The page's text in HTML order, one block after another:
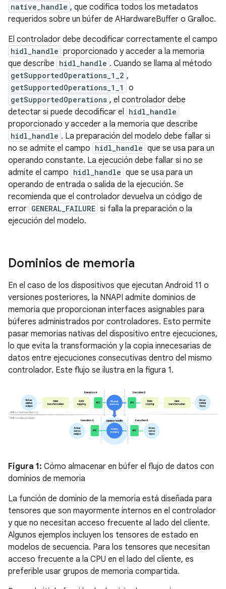
native_handle , que codifica todos los metadatos
requeridos sobre un búfer de AHardwareBuffer o Gralloc.
El controlador debe decodificar correctamente el campo
hidl_handle proporcionado y acceder a la memoria
que describe hidl_handle . Cuando se llama al método
getSupportedOperations_1_2 ,
getSupportedOperations_1_1 o
getSupportedOperations , el controlador debe
detectar si puede decodificar el hidl_handle
proporcionado y acceder a la memoria que describe
hidl_handle . La preparación del modelo debe fallar si
no se admite el campo hidl_handle que se usa para un
operando constante. La ejecución debe fallar si no se
admite el campo hidl_handle que se usa para un
operando de entrada o salida de la ejecución. Se
recomienda que el controlador devuelva un código de
error GENERAL_FAILURE si falla la preparación o la
ejecución del modelo.
Dominios de memoria
En el caso de los dispositivos que ejecutan Android 11 o
versiones posteriores, la NNAPI admite dominios de
memoria que proporcionan interfaces asignables para
búferes administrados por controladores. Esto permite
pasar memorias nativas del dispositivo entre ejecuciones,
lo que evita la transformación y la copia innecesarias de
datos entre ejecuciones consecutivas dentro del mismo
controlador. Este flujo se ilustra en la figura 1.
Figura 1: Cómo almacenar en búfer el flujo de datos con
dominios de memoria
La función de dominio de la memoria está diseñada para
tensores que son mayormente internos en el controlador
y que no necesitan acceso frecuente al lado del cliente.
Algunos ejemplos incluyen los tensores de estado en
modelos de secuencia. Para los tensores que necesitan
acceso frecuente a la CPU en el lado del cliente, es
preferible usar grupos de memoria compartida.